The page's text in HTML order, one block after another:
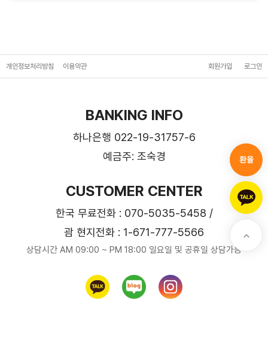
환율
개인정보처리방침 이용약관 회원가입 로그인
BANKING INFO
하나은행 022-19-31757-6
예금주: 조숙경
CUSTOMER CENTER
한국 무료전화 : 070-5035-5458 /
괌 현지전화 : 1-671-777-5566
상담시간 AM 09:00 ~ PM 18:00 일요일 및 공휴일 상담가능